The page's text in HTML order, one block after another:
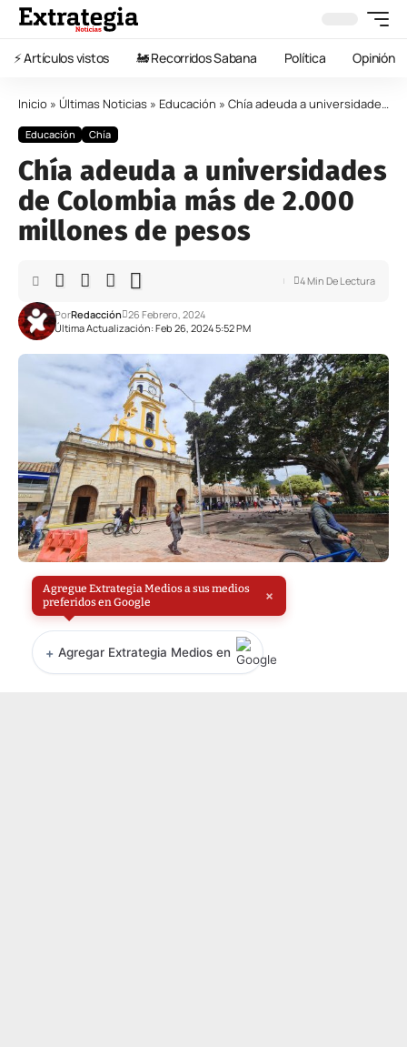
⚡️ Artículos vistos 🚂 Recorridos Sabana Política Opinión
Inicio » Últimas Noticias » Educación » Chía adeuda a universidades de Colombia más de 2.000 millones de pesos
Educación Chía
Chía adeuda a universidades
de Colombia más de 2.000
millones de pesos
Última Actualización: Feb 26, 2024 5:52 PM
PorRedacción 26 Febrero, 2024
4 Min De Lectura
Agregue Extrategia Medios a sus medios
preferidos en Google
×
+ Agregar Extrategia Medios en